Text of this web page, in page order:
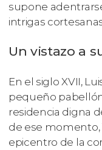
supone
intrigas
Un vistazo a
En el siglo XVII,
pequeño
residencia digna
de ese momento,
epicentro de la